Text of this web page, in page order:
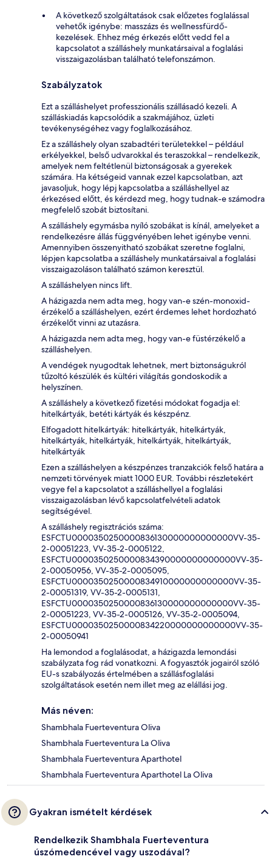
A következő szolgáltatások csak előzetes foglalással
vehetők igénybe: masszázs és wellnessfürdő-
kezelések. Ehhez még érkezés előtt vedd fel a
kapcsolatot a szálláshely munkatársaival a foglalási
visszaigazolásban található telefonszámon.
Szabályzatok
Ezt a szálláshelyet professzionális szállásadó kezeli. A
szálláskiadás kapcsolódik a szakmájához, üzleti
tevékenységéhez vagy foglalkozásához.
Ez a szálláshely olyan szabadtéri területekkel – például
erkélyekkel, belső udvarokkal és teraszokkal – rendelkezik,
amelyek nem feltétlenül biztonságosak a gyerekek
számára. Ha kétségeid vannak ezzel kapcsolatban, azt
javasoljuk, hogy lépj kapcsolatba a szálláshellyel az
érkezésed előtt, és kérdezd meg, hogy tudnak-e számodra
megfelelő szobát biztosítani.
A szálláshely egymásba nyíló szobákat is kínál, amelyeket a
rendelkezésre állás függvényében lehet igénybe venni.
Amennyiben összenyitható szobákat szeretne foglalni,
lépjen kapcsolatba a szálláshely munkatársaival a foglalási
visszaigazoláson található számon keresztül.
A szálláshelyen nincs lift.
A házigazda nem adta meg, hogy van-e szén-monoxid-
érzékelő a szálláshelyen, ezért érdemes lehet hordozható
érzékelőt vinni az utazásra.
A házigazda nem adta meg, hogy van-e füstérzékelő a
szálláshelyen.
A vendégek nyugodtak lehetnek, mert biztonságukról
tűzoltó készülék és kültéri világítás gondoskodik a
helyszínen.
A szálláshely a következő fizetési módokat fogadja el:
hitelkártyák, betéti kártyák és készpénz.
Elfogadott hitelkártyák: hitelkártyák, hitelkártyák,
hitelkártyák, hitelkártyák, hitelkártyák, hitelkártyák,
hitelkártyák
Ezen a szálláshelyen a készpénzes tranzakciók felső határa a
nemzeti törvények miatt 1000 EUR. További részletekért
vegye fel a kapcsolatot a szálláshellyel a foglalási
visszaigazolásban lévő kapcsolatfelvételi adatok
segítségével.
A szálláshely regisztrációs száma:
ESFCTU0000350250000836130000000000000VV-35-
2-00051223, VV-35-2-0005122,
ESFCTU0000350250000834390000000000000VV-35-
2-00050956, VV-35-2-0005095,
ESFCTU0000350250000834910000000000000VV-35-
2-00051319, VV-35-2-0005131,
ESFCTU0000350250000836130000000000000VV-35-
2-00051223, VV-35-2-0005126, VV-35-2-0005094,
ESFCTU0000350250000834220000000000000VV-35-
2-00050941
Ha lemondod a foglalásodat, a házigazda lemondási
szabályzata fog rád vonatkozni. A fogyasztók jogairól szóló
EU-s szabályozás értelmében a szállásfoglalási
szolgáltatások esetén nem illet meg az elállási jog.
Más néven:
Shambhala Fuerteventura Oliva
Shambhala Fuerteventura La Oliva
Shambhala Fuerteventura Aparthotel
Shambhala Fuerteventura Aparthotel La Oliva
Gyakran ismételt kérdések
Rendelkezik Shambhala Fuerteventura
úszómedencével vagy uszodával?